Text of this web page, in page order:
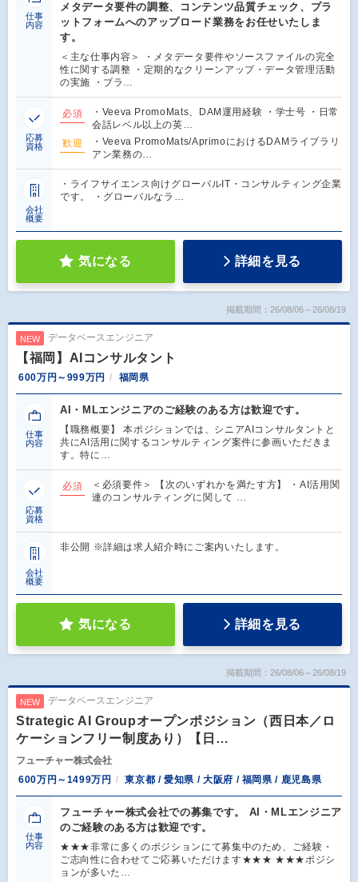
仕事
内容
メタデータ要件の調整、コンテンツ品質チェック、プラ
ットフォームへのアップロード業務をお任せいたしま
す。
＜主な仕事内容＞ ・メタデータ要件やソースファイルの完全
性に関する調整 ・定期的なクリーンアップ・データ管理活動
の実施 ・ブラ…
応募
資格
必須
・Veeva PromoMats、DAM運用経験 ・学士号 ・日常
会話レベル以上の英…
歓迎
・Veeva PromoMats/AprimoにおけるDAMライブラリ
アン業務の…
会社
概要
・ライフサイエンス向けグローバルIT・コンサルティング企業
です。 ・グローバルなラ…
気になる 詳細を見る
掲載期間：26/08/06～26/08/19
NEW データベースエンジニア
【福岡】AIコンサルタント
600万円～999万円 福岡県
仕事
内容
AI・MLエンジニアのご経験のある方は歓迎です。
【職務概要】 本ポジションでは、シニアAIコンサルタントと
共にAI活用に関するコンサルティング案件に参画いただきま
す。特に…
応募
資格
必須
＜必須要件＞ 【次のいずれかを満たす方】 ・AI活用関
連のコンサルティングに関して …
会社
概要
非公開 ※詳細は求人紹介時にご案内いたします。
気になる 詳細を見る
掲載期間：26/08/06～26/08/19
NEW データベースエンジニア
Strategic AI Groupオープンポジション（西日本／ロ
ケーションフリー制度あり）【日…
フューチャー株式会社
600万円～1499万円
東京都 / 愛知県 / 大阪府 / 福岡県 / 鹿児島県
仕事
内容
フューチャー株式会社での募集です。 AI・MLエンジニア
のご経験のある方は歓迎です。
★★★非常に多くのポジションにて募集中のため、ご経験・
ご志向性に合わせてご応募いただけます★★★ ★★★ポジシ
ョンが多いた…